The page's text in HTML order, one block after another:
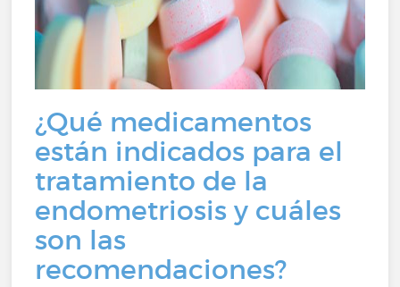
¿Qué medicamentos
están indicados para el
tratamiento de la
endometriosis y cuáles
son las
recomendaciones?